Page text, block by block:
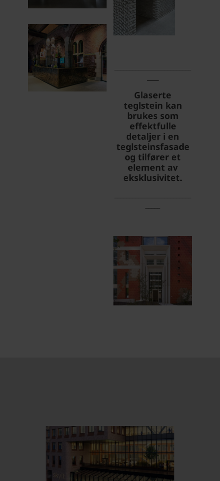
Glaserte
teglstein kan
brukes som
effektfulle
detaljer i en
teglsteinsfasade
og tilfører et
element av
eksklusivitet.